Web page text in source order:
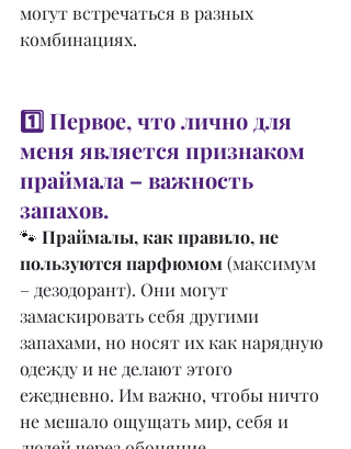
могут встречаться в разных
комбинациях.
1️⃣ Первое, что лично для
меня является признаком
праймала – важность
запахов.
🐾 Праймалы, как правило, не
пользуются парфюмом (максимум
– дезодорант). Они могут
замаскировать себя другими
запахами, но носят их как нарядную
одежду и не делают этого
ежедневно. Им важно, чтобы ничто
не мешало ощущать мир, себя и